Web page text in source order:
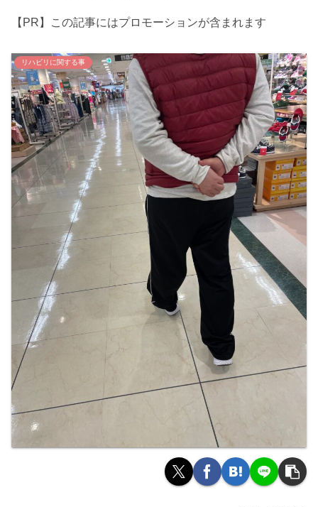
【PR】この記事にはプロモーションが含まれます
リハビリに関する事